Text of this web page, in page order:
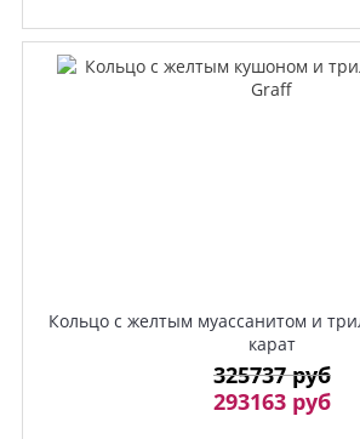
Кольцо с желтым муассанитом и
карат
325737 руб
293163 руб